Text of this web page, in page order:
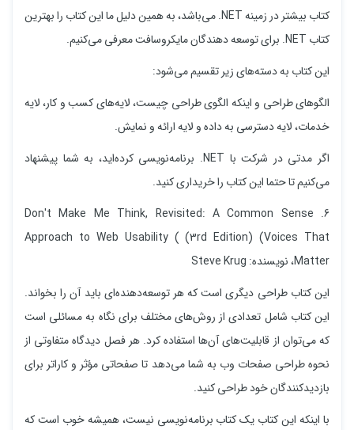
کتاب بیشتر در زمینه NET. می‌باشد، به همین دلیل ما این کتاب را بهترین
کتاب NET. برای توسعه دهندگان مایکروسافت معرفی می‌کنیم.
این کتاب به دسته‌های زیر تقسیم می‌شود:
الگوهای طراحی و اینکه الگوی طراحی چیست، لایه‌های کسب و کار، لایه
خدمات، لایه دسترسی به داده و لایه ارائه و نمایش.
اگر مدتی در شرکت با NET. برنامه‌نویسی کرده‌اید، به شما پیشنهاد
می‌کنیم تا حتما این کتاب را خریداری کنید.
6. Don't Make Me Think, Revisited: A Common Sense
Approach to Web Usability ( (3rd Edition) (Voices That
Matter، نویسنده: Steve Krug
این کتاب طراحی دیگری است که هر توسعه‌دهنده‌ای باید آن را بخواند.
این کتاب شامل تعدادی از روش‌های مختلف برای نگاه به مسائلی است
که می‌توان از قابلیت‌های آن‌ها استفاده کرد. هر فصل دیدگاه متفاوتی از
نحوه طراحی صفحات وب به شما می‌دهد تا صفحاتی مؤثر و کاراتر برای
بازدیدکنندگان خود طراحی کنید.
با اینکه این کتاب یک کتاب برنامه‌نویسی نیست، همیشه خوب است که